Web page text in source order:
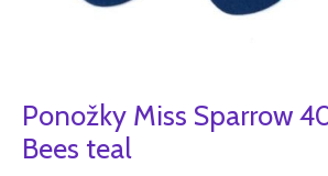
Ponožky Miss Sparrow
Bees teal